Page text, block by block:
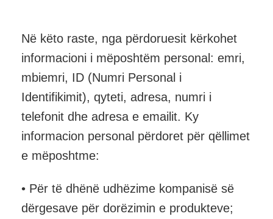
Në këto raste, nga përdoruesit kërkohet
informacioni i mëposhtëm personal: emri,
mbiemri, ID (Numri Personal i
Identifikimit), qyteti, adresa, numri i
telefonit dhe adresa e emailit. Ky
informacion personal përdoret për qëllimet
e mëposhtme:
• Për të dhënë udhëzime kompanisë së
dërgesave për dorëzimin e produkteve;